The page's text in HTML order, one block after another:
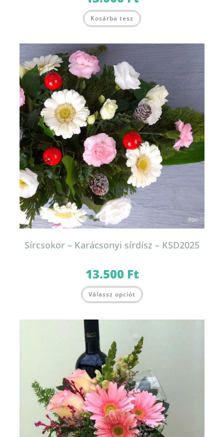
Kosárba tesz
Sírcsokor – Karácsonyi sírdísz – KSD2025
13.500 Ft
Válassz opciót